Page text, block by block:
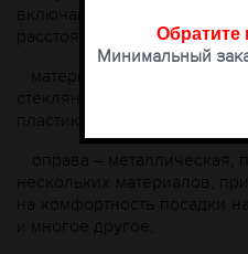
включающий в себя
расстояние, наличие
материал линз –
стеклянном виде, так
пластика;
оправа – металлическая,
нескольких материалов,
на комфортность посадки
и многое другое;
Обратите
Минимальный